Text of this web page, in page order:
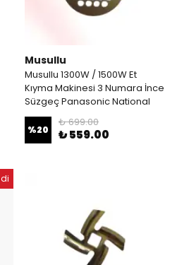
Musullu
Musullu 1300W / 1500W Et
Kıyma Makinesi 3 Numara İnce
Süzgeç Panasonic National
%20
₺ 699.00
₺ 559.00